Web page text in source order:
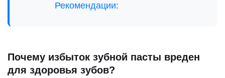
Рекомендации:
Почему избыток зубной пасты вреден
для здоровья зубов?